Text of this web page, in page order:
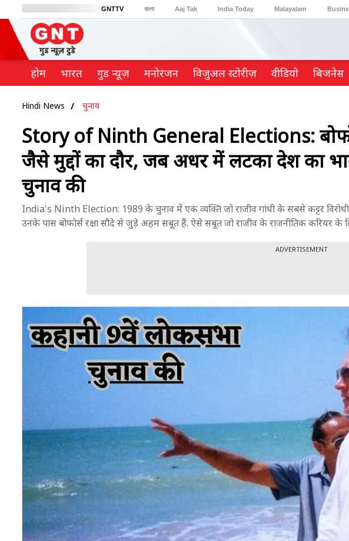
GNTTV বাংলা Aaj Tak India Today Malayalam
BT Bazaar Cosmopolitan
होम भारत गुड न्यूज़ मनोरंजन विजुअल स्टोरीज़ वीडियो ब‍िजनेस
Hindi News चुनाव
Story of Ninth General Elections:
जैसे मुद्दों का दौर, जब अधर में लटका देश का
चुनाव की
India's Ninth Election: 1989 के चुनाव में एक व्यक्ति जो राजीव गांधी के सबसे कट्टर
उनके पास बोफोर्स रक्षा सौदे से जुड़े अहम सबूत हैं. ऐसे सबूत जो राजीव के राजनीतिक करियर के
ADVERTISEMENT